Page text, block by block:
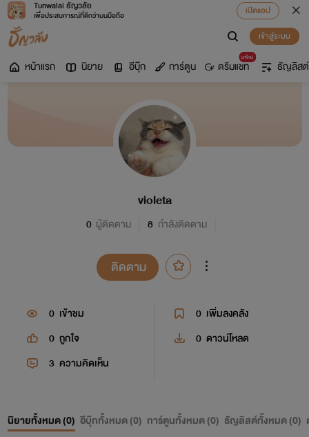
Tunwalai ธัญวลัย
เพื่อประสบการณ์ที่ดีกว่าบนมือถือ
เปิดแอป
เข้าสู่ระบบ
หน้าแรก นิยาย อีบุ๊ก การ์ตูน
มาใหม่
ดรีมแชท ธัญลิสต์
violeta
0 ผู้ติดตาม 8 กำลังติดตาม
ติดตาม
0 เข้าชม 0 เพิ่มลงคลัง
0 ถูกใจ 0 ดาวน์โหลด
3 ความคิดเห็น
นิยายทั้งหมด (0) อีบุ๊กทั้งหมด (0) การ์ตูนทั้งหมด (0) ธัญลิสต์ทั้งหมด (0)